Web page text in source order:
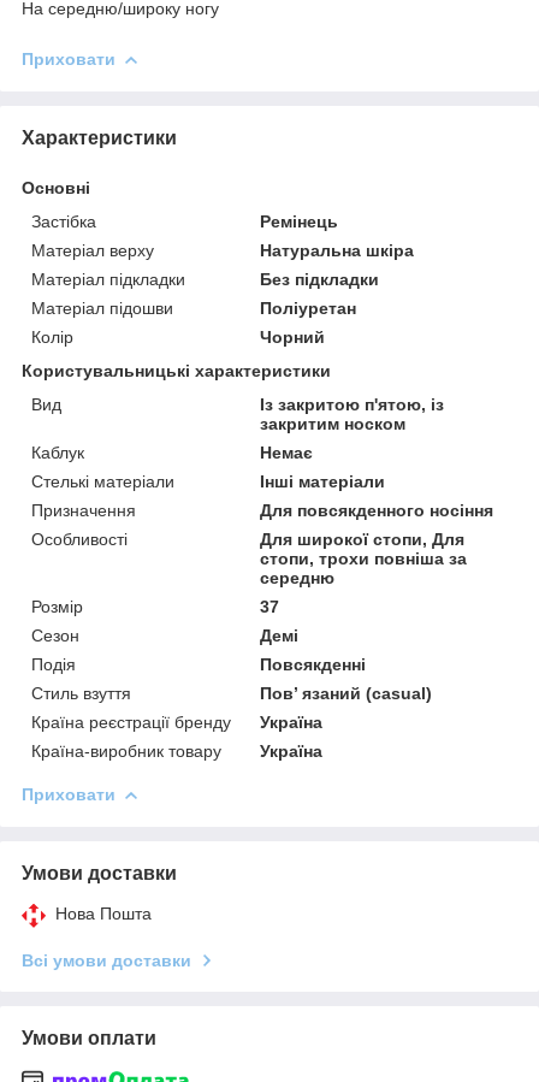
На середню/широку ногу
Приховати
Характеристики
Основні
Застібка
Ремінець
Матеріал верху
Натуральна шкіра
Матеріал підкладки
Без підкладки
Матеріал підошви
Поліуретан
Колір
Чорний
Користувальницькі характеристики
Вид
Із закритою п'ятою, із
закритим носком
Каблук
Немає
Стелькі матеріали
Інші матеріали
Призначення
Для повсякденного носіння
Особливості
Для широкої стопи, Для
стопи, трохи повніша за
середню
Розмір
37
Сезон
Демі
Подія
Повсякденні
Стиль взуття
Пов’ язаний (casual)
Країна реєстрації бренду
Україна
Країна-виробник товару
Україна
Приховати
Умови доставки
Нова Пошта
Всі умови доставки
Умови оплати